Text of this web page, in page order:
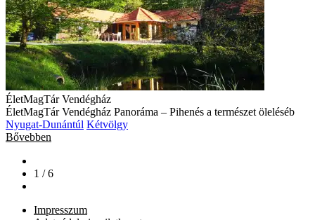
ÉletMagTár Vendégház
ÉletMagTár Vendégház Panoráma – Pihenés a természet öleléséb
Nyugat-Dunántúl Kétvölgy
Bővebben
1 / 6
Impresszum